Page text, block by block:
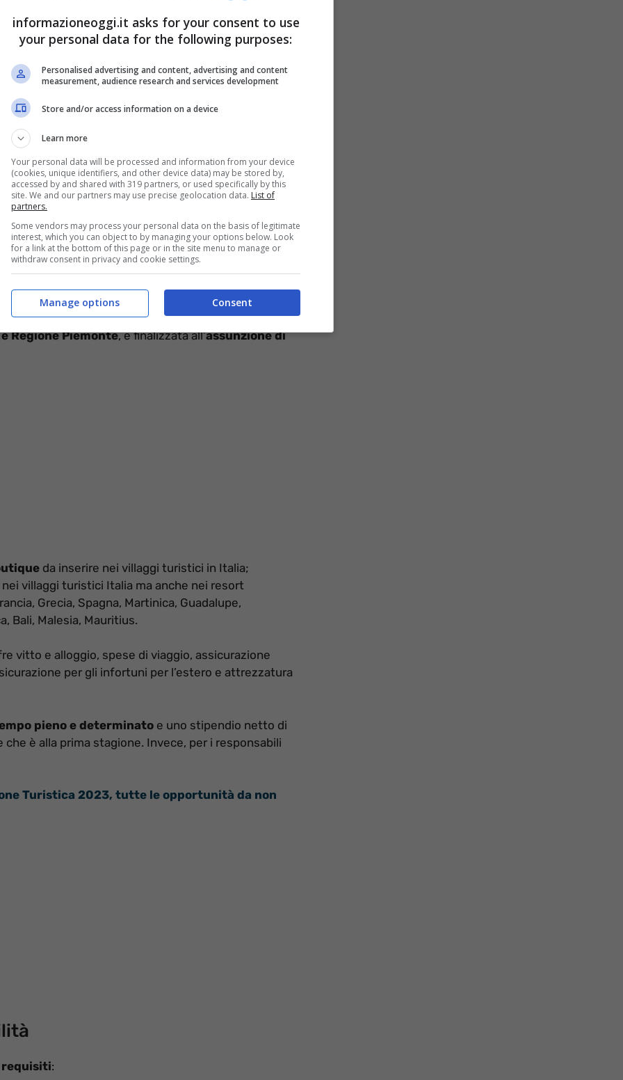
di 80 figure tra fotografi e addetti alle vendite
Quindi, opportunità di lavoro per tutti perché
Vediamo nel dettaglio tutte le informazioni
30 aprile 2023per farlo.
tra fotografi e
e addetti alle vendite e responsabili di
così la stagione estiva. La selezione, che sarà in
Regione Piemonte, è finalizzata all’assunzione di
da inserire nei villaggi turistici in Italia;
villaggi turistici Italia ma anche nei resort
Grecia, Spagna, Martinica, Guadalupe,
Bali, Malesia, Mauritius.
vitto e alloggio, spese di viaggio, assicurazione
per gli infortuni per l’estero e attrezzatura
pieno e determinato e uno stipendio netto di
è alla prima stagione. Invece, per i responsabili
Turistica 2023, tutte le opportunità da non
requisiti:
informazioneoggi.it asks for your consent to use
your personal data for the following purposes:
Personalised advertising and content, advertising and content
measurement, audience research and services development
Store and/or access information on a device
Learn more
Your personal data will be processed and information from your device
(cookies, unique identifiers, and other device data) may be stored by,
accessed by and shared with 319 partners, or used specifically by this
site. We and our partners may use precise geolocation data. List of
partners.
Some vendors may process your personal data on the basis of legitimate
interest, which you can object to by managing your options below. Look
for a link at the bottom of this page or in the site menu to manage or
withdraw consent in privacy and cookie settings.
Consent
Manage options